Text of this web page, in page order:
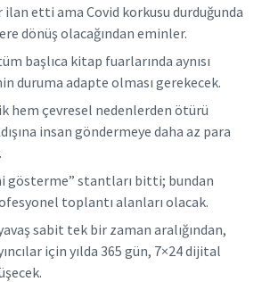
ilan etti ama Covid korkusu durduğunda
dönüş olacağından eminler.
başlıca kitap fuarlarında aynısı
duruma adapte olması gerekecek.
hem çevresel nedenlerden ötürü
insan göndermeye daha az para
gösterme” stantları bitti; bundan
toplantı alanları olacak.
sabit tek bir zaman aralığından,
için yılda 365 gün, 7×24 dijital